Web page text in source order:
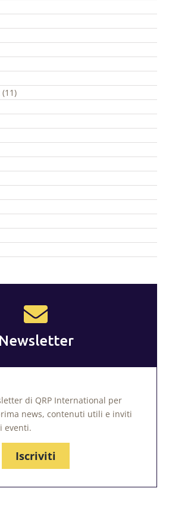
Newsletter
di QRP International per
news, contenuti utili e inviti
eventi.
Iscriviti